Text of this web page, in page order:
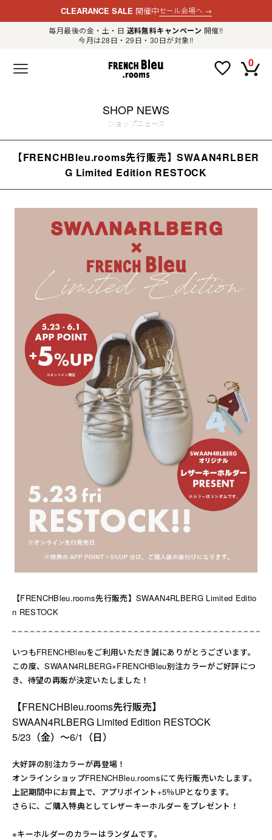
CLEARANCE SALE 開催中セール会場へ →
毎月最後の金・土・日 送料無料キャンペーン 開催!!
今月は28日・29日・30日が対象!!
F
R
H
B
l
u
r
o
s
式
販
セ
ト
シ
ョ
ッ
プ
0
ログイン
LADIES
MENS
FRENCH Bleu ORIGINAL
KISOGAWA BLOG
新規会員登録
マイページ
送料について
お支払いについて
店舗情報
プライバシーポリシー
特定商取引法の表記
SHOP NEWS
ショップニュース
【FRENCHBleu.rooms先行販売】SWAAN4RLBER
G Limited Edition RESTOCK
【FRENCHBleu.rooms先行販売】SWAAN4RLBERG Limited Editio
n RESTOCK
いつもFRENCHBleuをご利用いただき誠にありがとうございます。
この度、SWAAN4RLBERG×FRENCHBleu別注カラーがご好評につ
き、待望の再販が決定いたしました！
【FRENCHBleu.rooms先行販売】
SWAAN4RLBERG Limited Edition RESTOCK
5/23（金）～6/1（日）
大好評の別注カラーが再登場！
オンラインショップFRENCHBleu.roomsにて先行販売いたします。
上記期間中にお買上で、アプリポイント+5％UPとなります。
さらに、ご購入特典としてレザーキーホルダーをプレゼント！
※キーホルダーのカラーはランダムです。